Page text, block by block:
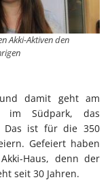
Akki-Aktiven den
damit geht am
im Südpark, das
Das ist für die 350
Gefeiert haben
Haus, denn der
seit 30 Jahren.